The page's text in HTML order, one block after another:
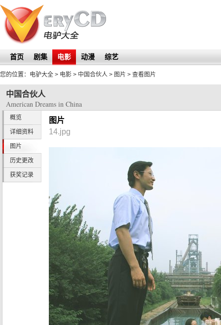
首页 剧集 电影 动漫 综艺
您的位置： 电驴大全 > 电影 > 中国合伙人 > 图片 > 查看图片
中国合伙人
American Dreams in China
概览
详细资料
图片
历史更改
获奖记录
图片
14.jpg